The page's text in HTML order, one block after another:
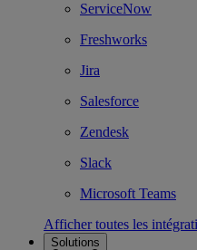
ServiceNow
Freshworks
Jira
Salesforce
Zendesk
Slack
Microsoft Teams
Afficher toutes les
Solutions